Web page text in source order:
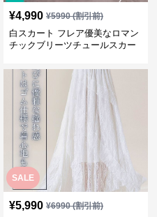
¥4,990 ¥5990(割引前)
白スカート フレア優美なロマン
チックブリーツチュールスカー
SALE
¥5,990 ¥6990(割引前)